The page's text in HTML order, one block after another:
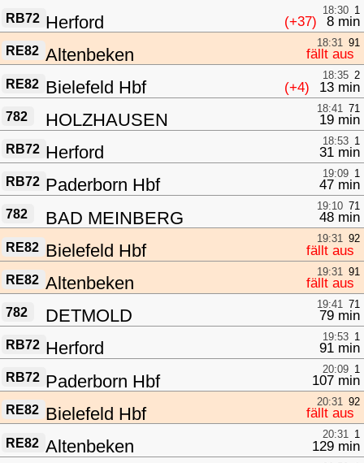
RB72 Herford (+37) 8 min
18:30 1
RE82 Altenbeken fällt aus
18:31 91
RE82 Bielefeld Hbf (+4) 13 min
18:35 2
782 HOLZHAUSEN 19 min
18:41 71
RB72 Herford 31 min
18:53 1
RB72 Paderborn Hbf 47 min
19:09 1
782 BAD MEINBERG 48 min
19:10 71
RE82 Bielefeld Hbf fällt aus
19:31 92
RE82 Altenbeken fällt aus
19:31 91
782 DETMOLD 79 min
19:41 71
RB72 Herford 91 min
19:53 1
RB72 Paderborn Hbf 107 min
20:09 1
RE82 Bielefeld Hbf fällt aus
20:31 92
RE82 Altenbeken 129 min
20:31 1